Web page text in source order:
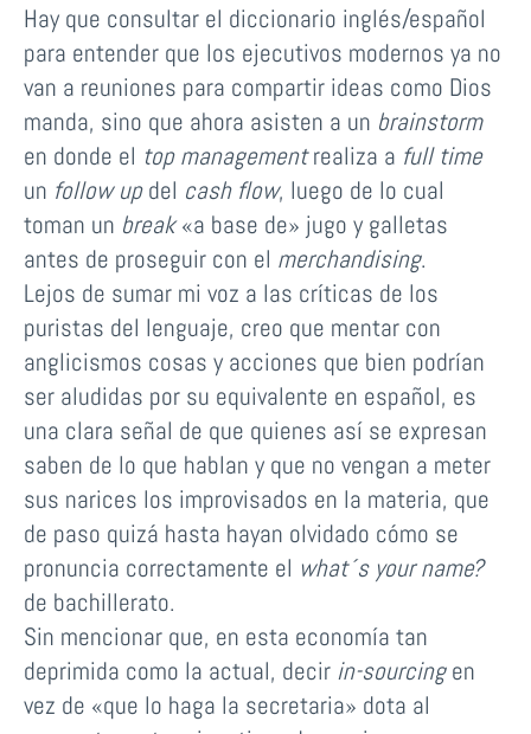
Hay que consultar el diccionario inglés/español
para entender que los ejecutivos modernos ya no
van a reuniones para compartir ideas como Dios
manda, sino que ahora asisten a un brainstorm
en donde el top managementrealiza a full time
un follow updel cash flow, luego de lo cual
toman un break«a base de» jugo y galletas
antes de proseguir con el merchandising.
Lejos de sumar mi voz a las críticas de los
puristas del lenguaje, creo que mentar con
anglicismos cosas y acciones que bien podrían
ser aludidas por su equivalente en español, es
una clara señal de que quienes así se expresan
saben de lo que hablan y que no vengan a meter
sus narices los improvisados en la materia, que
de paso quizá hasta hayan olvidado cómo se
pronuncia correctamente el what´s your name?
de bachillerato.
Sin mencionar que, en esta economía tan
deprimida como la actual, decir in-sourcingen
vez de «que lo haga la secretaria» dota al